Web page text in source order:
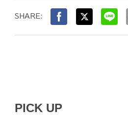
SHARE:
PICK UP